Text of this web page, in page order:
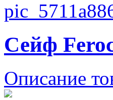
Сейф
Описание